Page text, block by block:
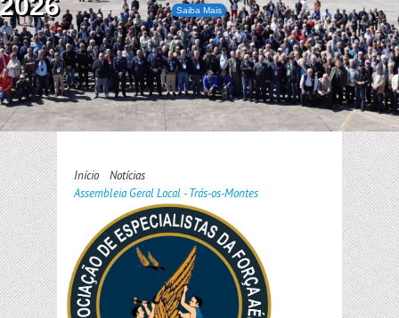
Saiba Mais
Início
Notícias
Assembleia Geral Local - Trás-os-Montes